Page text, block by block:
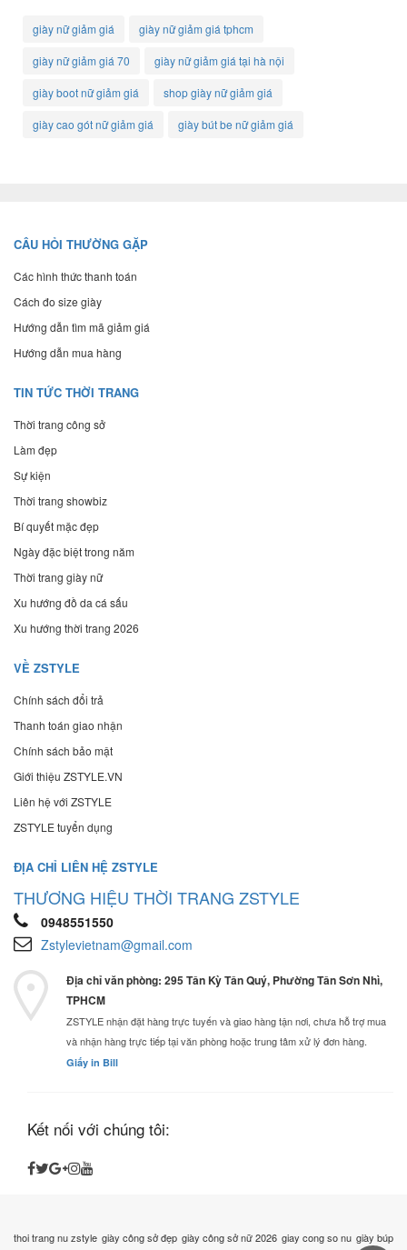
giày nữ giảm giá giày nữ giảm giá tphcm
giày nữ giảm giá 70 giày nữ giảm giá tại hà nội
giày boot nữ giảm giá shop giày nữ giảm giá
giày cao gót nữ giảm giá giày bút be nữ giảm giá
CÂU HỎI THƯỜNG GẶP
Các hình thức thanh toán
Cách đo size giày
Hướng dẫn tìm mã giảm giá
Hướng dẫn mua hàng
TIN TỨC THỜI TRANG
Thời trang công sở
Làm đẹp
Sự kiện
Thời trang showbiz
Bí quyết mặc đẹp
Ngày đặc biệt trong năm
Thời trang giày nữ
Xu hướng đồ da cá sấu
Xu hướng thời trang 2026
VỀ ZSTYLE
Chính sách đổi trả
Thanh toán giao nhận
Chính sách bảo mật
Giới thiệu ZSTYLE.VN
Liên hệ với ZSTYLE
ZSTYLE tuyển dụng
ĐỊA CHỈ LIÊN HỆ ZSTYLE
THƯƠNG HIỆU THỜI TRANG ZSTYLE
0948551550
Zstylevietnam@gmail.com
Địa chỉ văn phòng: 295 Tân Kỳ Tân Quý, Phường Tân Sơn Nhì,
TPHCM
ZSTYLE nhận đặt hàng trực tuyến và giao hàng tận nơi, chưa hỗ trợ mua
và nhận hàng trực tiếp tại văn phòng hoặc trung tâm xử lý đơn hàng.
Giấy in Bill
Kết nối với chúng tôi:
thoi trang nu zstyle giày công sở đẹp giày công sở nữ 2026 giay cong so nu giày búp